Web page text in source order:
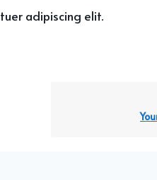
adipiscing elit.